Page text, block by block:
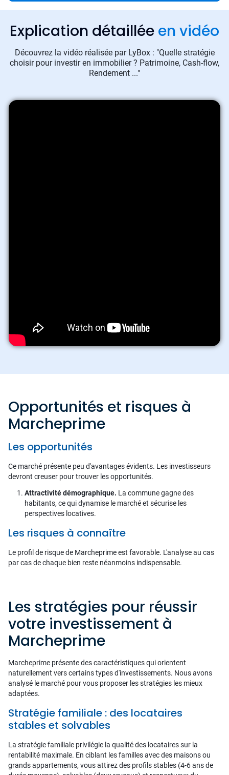
Explication détaillée en vidéo
Découvrez la vidéo réalisée par LyBox : "Quelle stratégie
choisir pour investir en immobilier ? Patrimoine, Cash-flow,
Rendement ..."
Opportunités et risques à
Marcheprime
Les opportunités
Ce marché présente peu d'avantages évidents. Les investisseurs
devront creuser pour trouver les opportunités.
Attractivité démographique. La commune gagne des
habitants, ce qui dynamise le marché et sécurise les
perspectives locatives.
Les risques à connaître
Le profil de risque de Marcheprime est favorable. L'analyse au cas
par cas de chaque bien reste néanmoins indispensable.
Les stratégies pour réussir
votre investissement à
Marcheprime
Marcheprime présente des caractéristiques qui orientent
naturellement vers certains types d'investissements. Nous avons
analysé le marché pour vous proposer les stratégies les mieux
adaptées.
Stratégie familiale : des locataires
stables et solvables
La stratégie familiale privilégie la qualité des locataires sur la
rentabilité maximale. En ciblant les familles avec des maisons ou
grands appartements, vous attirez des profils stables (4-6 ans de